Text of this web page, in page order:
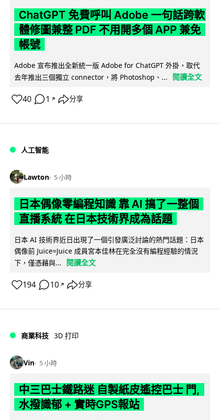
ChatGPT 免費呼叫 Adobe 一句話跨軟
體修圖兼整 PDF 不用開多個 APP 兼免
帳號
Adobe 宣布推出全新統一版 Adobe for ChatGPT 外掛，取代
去年推出三個獨立 connector，將 Photoshop、...
閱讀全文
40 1 ↗ 分享
人工智能
Lawton 5 小時
日本偶像零編程知識 靠 AI 搞了一整個
直播系統 在日本技術界成為話題
日本 AI 技術界近日出現了一個引發廣泛討論的熱門話題：日本
偶像前 Juice=Juice 成員宮本佳林在完全沒有編程經驗的情況
下，僅憑藉與...
閱讀全文
194 10 ↗ 分享
商業科技 3D 打印
Vin 5 小時
中三巴士鐵路迷 自製紙皮遙控巴士 門,
水撥識郁 + 實時GPS報站